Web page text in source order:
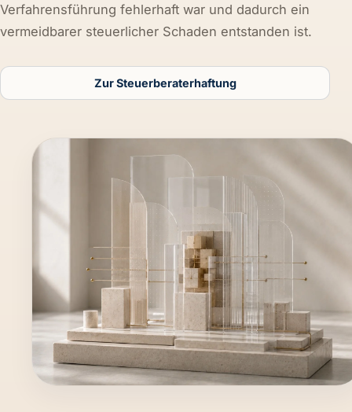
Verfahrensführung fehlerhaft war und dadurch ein
vermeidbarer steuerlicher Schaden entstanden ist.
Zur Steuerberaterhaftung